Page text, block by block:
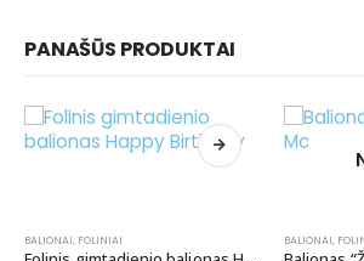
PANAŠŪS PRODUKTAI
BALIONAI, FOLINIAI BALIONAI,